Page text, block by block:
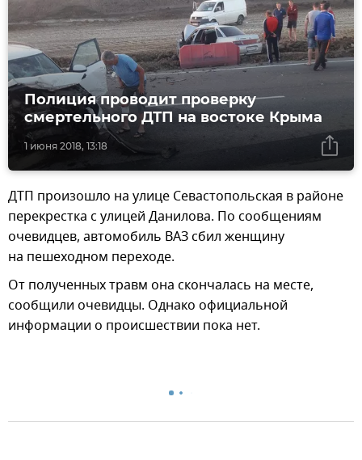
1 июня 2018, 13:18
Полиция проводит проверку
смертельного ДТП на востоке Крыма
ДТП произошло на улице Севастопольская в районе
перекрестка с улицей Данилова. По сообщениям
очевидцев, автомобиль ВАЗ сбил женщину
на пешеходном переходе.
От полученных травм она скончалась на месте,
сообщили очевидцы. Однако официальной
информации о происшествии пока нет.